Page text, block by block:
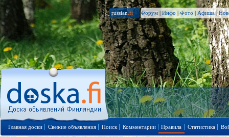
russian.fi Форум | Инфо | Фото | Афиша|
Главная доски Свежие объявления Поиск Комментарии Правила Статистика